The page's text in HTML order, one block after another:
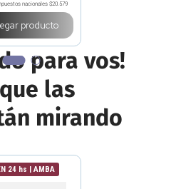
nacionales $20.579
producto
para vos!
las
mirando
24 hs | AMBA